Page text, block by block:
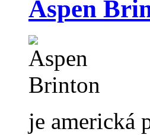
Aspen
je americká